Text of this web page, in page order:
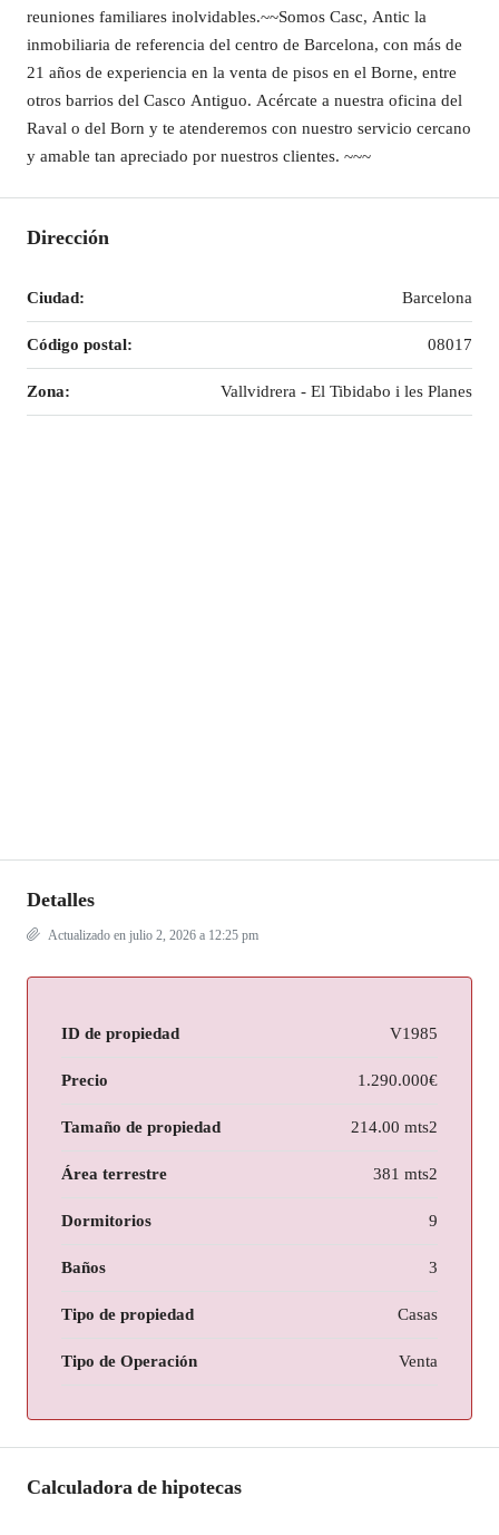
reuniones familiares inolvidables.~~Somos Casc, Antic la
inmobiliaria de referencia del centro de Barcelona, con más de
21 años de experiencia en la venta de pisos en el Borne, entre
otros barrios del Casco Antiguo. Acércate a nuestra oficina del
Raval o del Born y te atenderemos con nuestro servicio cercano
y amable tan apreciado por nuestros clientes. ~~~
Dirección
Ciudad: Barcelona
Código postal: 08017
Zona: Vallvidrera - El Tibidabo i les Planes
Detalles
Actualizado en julio 2, 2026 a 12:25 pm
ID de propiedad V1985
Precio 1.290.000€
Tamaño de propiedad 214.00 mts2
Área terrestre 381 mts2
Dormitorios 9
Baños 3
Tipo de propiedad Casas
Tipo de Operación Venta
Calculadora de hipotecas